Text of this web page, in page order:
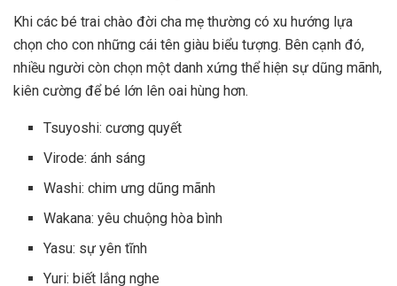
Khi các bé trai chào đời cha mẹ thường có xu hướng lựa
chọn cho con những cái tên giàu biểu tượng. Bên cạnh đó,
nhiều người còn chọn một danh xứng thể hiện sự dũng mãnh,
kiên cường để bé lớn lên oai hùng hơn.
Tsuyoshi: cương quyết
Virode: ánh sáng
Washi: chim ưng dũng mãnh
Wakana: yêu chuộng hòa bình
Yasu: sự yên tĩnh
Yuri: biết lắng nghe